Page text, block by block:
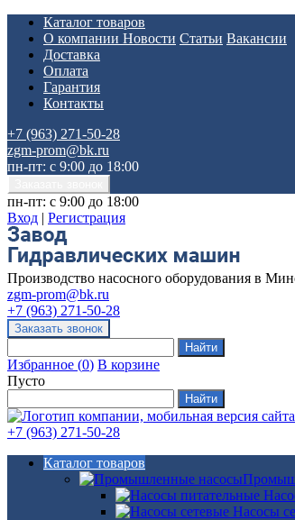
Каталог товаров
О компании Новости Статьи Вакансии
Доставка
Оплата
Гарантия
Контакты
+7 (963) 271-50-28
zgm-prom@bk.ru
пн-пт: с 9:00 до 18:00
пн-пт: с 9:00 до 18:00
Вход | Регистрация
Производство насосного оборудования в
zgm-prom@bk.ru
+7 (963) 271-50-28
Избранное (0) В корзине
Пусто
+7 (963) 271-50-28
Каталог товаров
Насосы